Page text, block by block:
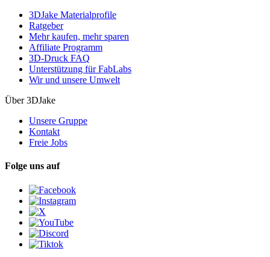
3DJake Materialprofile
Ratgeber
Mehr kaufen, mehr sparen
Affiliate Programm
3D-Druck FAQ
Unterstützung für FabLabs
Wir und unsere Umwelt
Über 3DJake
Unsere Gruppe
Kontakt
Freie Jobs
Folge uns auf